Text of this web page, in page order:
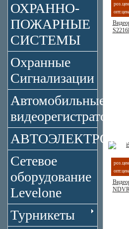
ОХРАННО-
ПОЖАРНЫЕ
СИСТЕМЫ
Охранные
Сигнализации
Автомобильные
видеорегистраторы
Сетевое
оборудование
Levelone
Турникеты